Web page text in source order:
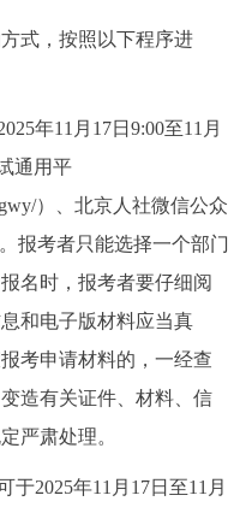
式，按照以下程序进
年11月17日9:00至11月
通用平
gwy/）、北京人社微信公众
报考者只能选择一个部门
名时，报考者要仔细阅
和电子版材料应当真
考申请材料的，一经查
造有关证件、材料、信
严肃处理。
2025年11月17日至11月